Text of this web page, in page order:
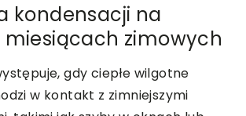
kondensacji na
zimowych
gdy ciepłe wilgotne
w kontakt z zimniejszymi